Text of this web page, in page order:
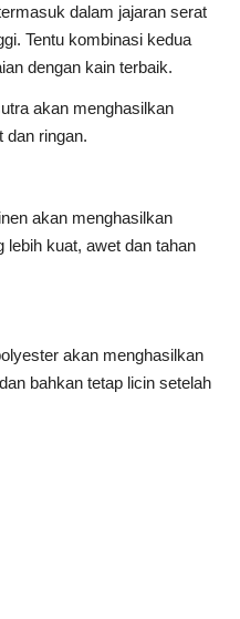
dalam jajaran serat
Tentu kombinasi kedua
dengan kain terbaik.
akan menghasilkan
dan ringan.
akan menghasilkan
lebih kuat, awet dan tahan
akan menghasilkan
bahkan tetap licin setelah